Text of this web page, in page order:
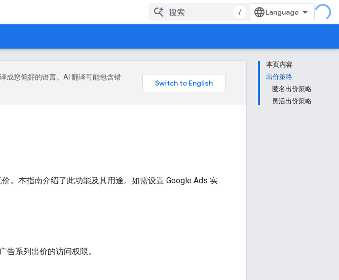
/
本页内容
出价策略
匿名出价策略
灵活出价策略
成您偏好的语言。AI 翻译可能包含错
。本指南介绍了此功能及其用途。如需设置 Google Ads 实
告系列出价的访问权限。